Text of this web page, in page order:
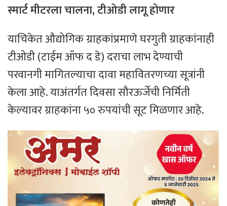
स्मार्ट मीटरला चालना, टीओडी लागू होणार
याचिकेत औद्योगिक ग्राहकांप्रमाणे घरगुती ग्राहकांनाही
टीओडी (टाईम ऑफ द डे) दराचा लाभ देण्याची
परवानगी मागितल्याचा दावा महावितरणच्या सूत्रांनी
केला आहे. याअंतर्गत दिवसा सौरऊर्जेची निर्मिती
केल्यावर ग्राहकांना ५० रुपयांची सूट मिळणार आहे.